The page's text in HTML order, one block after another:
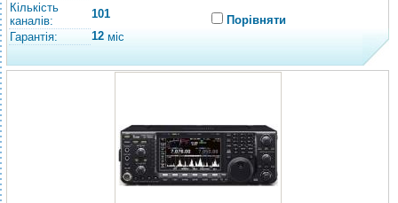
Кількість
каналів:
101
Гарантія:
12 міс
Порівняти